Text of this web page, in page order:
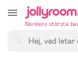
till
innehålletNordens största